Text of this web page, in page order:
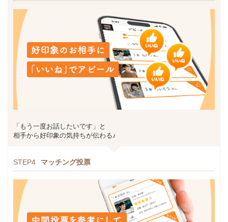
「もう一度お話したいです」と
相手から好印象の気持ちが伝わる♪
STEP4 マッチング投票